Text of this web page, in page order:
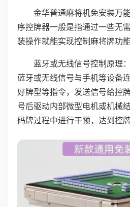
金华普通麻将机免安装万
序控牌器一般是指通过一些无
装操作就能实现控制麻将牌功
蓝牙或无线信号控制原理
蓝牙或无线信号与手机等设备
好牌型等指令，发送信号给控
号后驱动内部微型电机或机械
码牌过程中进行干预，达到控牌